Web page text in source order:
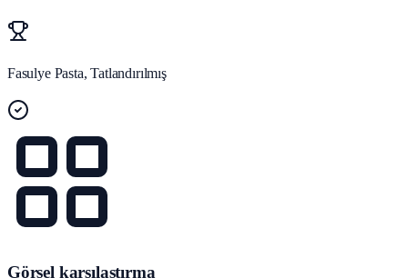
Fasulye Pasta, Tatlandırılmış
Görsel karşılaştırma